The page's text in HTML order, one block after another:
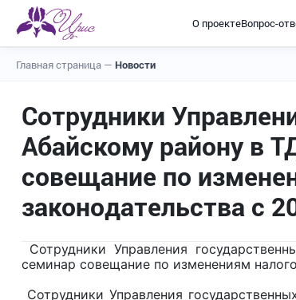
О проектеВопрос-
Главная страница — Новости
Сотрудники
Абайскому району в
совещание по
законодательства с
Сотрудники Управления
семинар совещание по изменениям
Сотрудники Управления